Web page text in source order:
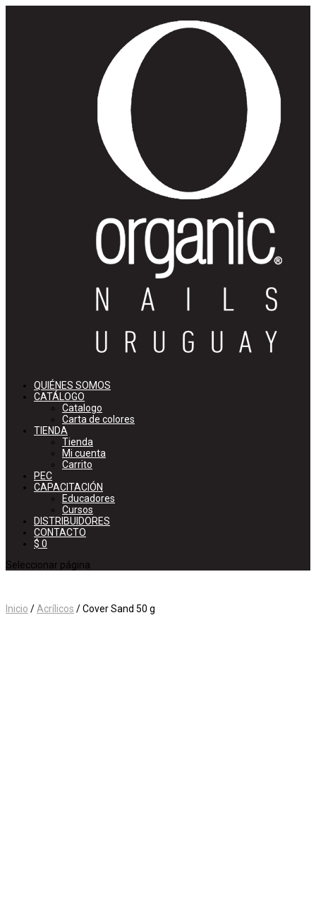
QUIÉNES SOMOS
CATÁLOGO
Catalogo
Carta de colores
TIENDA
Tienda
Mi cuenta
Carrito
PEC
CAPACITACIÓN
Educadores
Cursos
DISTRIBUIDORES
CONTACTO
$ 0
Seleccionar página
Inicio / Acrílicos / Cover Sand 50 g